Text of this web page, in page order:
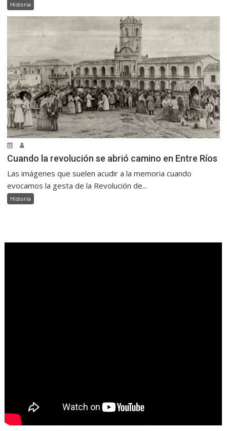
Historia
Cuando la revolución se abrió camino en Entre Ríos
Las imágenes que suelen acudir a la memoria cuando
evocamos la gesta de la Revolución de...
Historia